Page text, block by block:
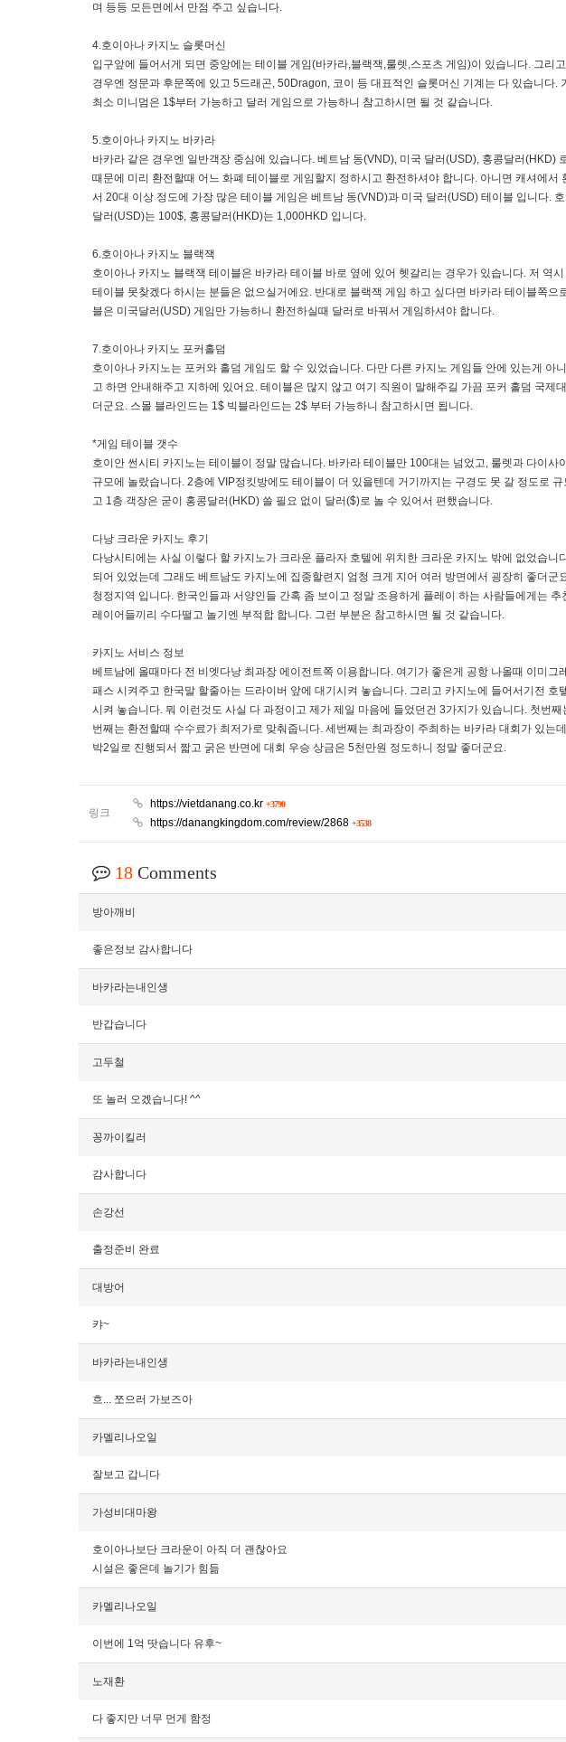
며 등등 모든면에서 만점 주고 싶습니다.
4.호이아나 카지노 슬롯머신
입구앞에 들어서게 되면 중앙에는 테이블 게임(바카라,블랙잭,룰렛,스포츠 게임)이 있습니다. 그리
경우엔 정문과 후문쪽에 있고 5드래곤, 50Dragon, 코이 등 대표적인 슬롯머신 기계는 다 있습니다
최소 미니멈은 1$부터 가능하고 달러 게임으로 가능하니 참고하시면 될 것 같습니다.
5.호이아나 카지노 바카라
바카라 같은 경우엔 일반객장 중심에 있습니다. 베트남 동(VND), 미국 달러(USD), 홍콩달러(HKD)
때문에 미리 환전할때 어느 화폐 테이블로 게임할지 정하시고 환전하셔야 합니다. 아니면 캐셔에
서 20대 이상 정도에 가장 많은 테이블 게임은 베트남 동(VND)과 미국 달러(USD) 테이블 입니다.
달러(USD)는 100$, 홍콩달러(HKD)는 1,000HKD 입니다.
6.호이아나 카지노 블랙잭
호이아나 카지노 블랙잭 테이블은 바카라 테이블 바로 옆에 있어 헷갈리는 경우가 있습니다. 저 역
테이블 못찾겠다 하시는 분들은 없으실거에요. 반대로 블랙잭 게임 하고 싶다면 바카라 테이블쪽으
블은 미국달러(USD) 게임만 가능하니 환전하실때 달러로 바꿔서 게임하셔야 합니다.
7.호이아나 카지노 포커홀덤
호이아나 카지노는 포커와 홀덤 게임도 할 수 있었습니다. 다만 다른 카지노 게임들 안에 있는게 아
고 하면 안내해주고 지하에 있어요. 테이블은 많지 않고 여기 직원이 말해주길 가끔 포커 홀덤 국제
더군요. 스몰 블라인드는 1$ 빅블라인드는 2$ 부터 가능하니 참고하시면 됩니다.
*게임 테이블 갯수
호이안 썬시티 카지노는 테이블이 정말 많습니다. 바카라 테이블만 100대는 넘었고, 룰렛과 다이
규모에 놀랐습니다. 2층에 VIP정킷방에도 테이블이 더 있을텐데 거기까지는 구경도 못 갈 정도로
고 1층 객장은 굳이 홍콩달러(HKD) 쓸 필요 없이 달러($)로 놀 수 있어서 편했습니다.
다낭 크라운 카지노 후기
다낭시티에는 사실 이렇다 할 카지노가 크라운 플라자 호텔에 위치한 크라운 카지노 밖에 없었습
되어 있었는데 그래도 베트남도 카지노에 집중할련지 엄청 크게 지어 여러 방면에서 굉장히 좋더
청정지역 입니다. 한국인들과 서양인들 간혹 좀 보이고 정말 조용하게 플레이 하는 사람들에게는
레이어들끼리 수다떨고 놀기엔 부적합 합니다. 그런 부분은 참고하시면 될 것 같습니다.
카지노 서비스 정보
베트남에 올때마다 전 비엣다낭 최과장 에이전트쪽 이용합니다. 여기가 좋은게 공항 나올때 이미
패스 시켜주고 한국말 할줄아는 드라이버 앞에 대기시켜 놓습니다. 그리고 카지노에 들어서기전 호
시켜 놓습니다. 뭐 이런것도 사실 다 과정이고 제가 제일 마음에 들었던건 3가지가 있습니다. 첫번
번째는 환전할때 수수료가 최저가로 맞춰줍니다. 세번째는 최과장이 주최하는 바카라 대회가 있는
박2일로 진행되서 짧고 굵은 반면에 대회 우승 상금은 5천만원 정도하니 정말 좋더군요.
링크
https://vietdanang.co.kr +3790
https://danangkingdom.com/review/2868 +3538
18 Comments
방아깨비
좋은정보 감사합니다
바카라는내인생
반갑습니다
고두철
또 놀러 오겠습니다! ^^
꽁까이킬러
감사합니다
손강선
출정준비 완료
대방어
캬~
바카라는내인생
흐... 쪼으러 가보즈아
카멜리나오일
잘보고 갑니다
가성비대마왕
호이아나보단 크라운이 아직 더 괜찮아요
시설은 좋은데 놀기가 힘듦
카멜리나오일
이번에 1억 땃습니다 유후~
노재환
다 좋지만 너무 먼게 함정